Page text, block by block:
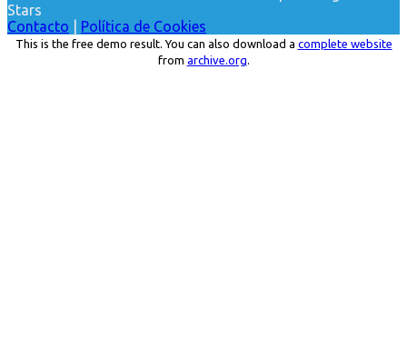
Stars
Contacto
Política de Cookies
This is the free demo result. You can also download a complete website
from archive.org.